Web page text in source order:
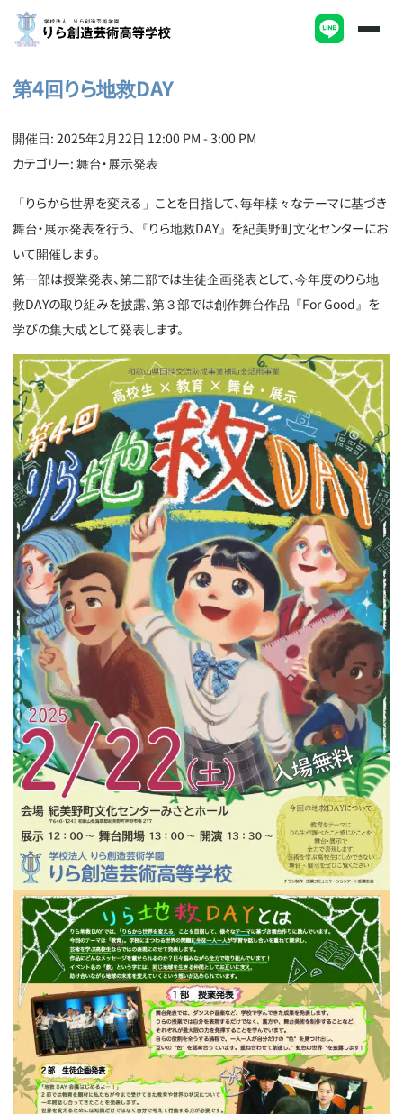
第4回りら地救DAY
開催日: 2025年2月22日 12:00 PM - 3:00 PM
カテゴリー: 舞台・展示発表
「りらから世界を変える」ことを目指して、毎年様々なテーマに基づき
舞台・展示発表を行う、『りら地救DAY』を紀美野町文化センターにお
いて開催します。
第一部は授業発表、第二部では生徒企画発表として、今年度のりら地
救DAYの取り組みを披露、第３部では創作舞台作品『For Good』を
学びの集大成として発表します。